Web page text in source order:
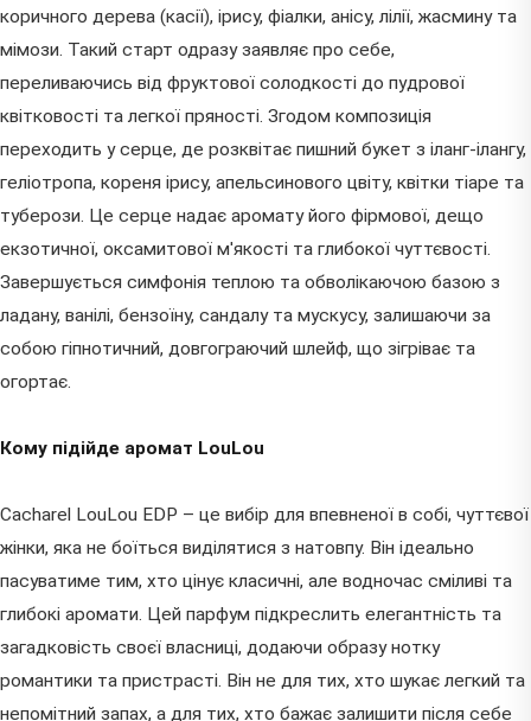
коричного дерева (касії), ірису, фіалки, анісу, лілії, жасмину та
мімози. Такий старт одразу заявляє про себе,
переливаючись від фруктової солодкості до пудрової
квітковості та легкої пряності. Згодом композиція
переходить у серце, де розквітає пишний букет з іланг-ілангу,
геліотропа, кореня ірису, апельсинового цвіту, квітки тіаре та
туберози. Це серце надає аромату його фірмової, дещо
екзотичної, оксамитової м'якості та глибокої чуттєвості.
Завершується симфонія теплою та обволікаючою базою з
ладану, ванілі, бензоїну, сандалу та мускусу, залишаючи за
собою гіпнотичний, довгограючий шлейф, що зігріває та
огортає.
Кому підійде аромат LouLou
Cacharel LouLou EDP – це вибір для впевненої в собі, чуттєвої
жінки, яка не боїться виділятися з натовпу. Він ідеально
пасуватиме тим, хто цінує класичні, але водночас сміливі та
глибокі аромати. Цей парфум підкреслить елегантність та
загадковість своєї власниці, додаючи образу нотку
романтики та пристрасті. Він не для тих, хто шукає легкий та
непомітний запах, а для тих, хто бажає залишити після себе